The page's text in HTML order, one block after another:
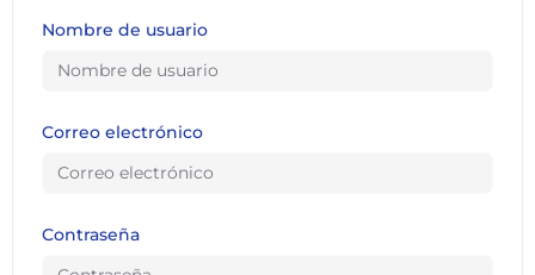
Nombre de usuario
Correo electrónico
Contraseña